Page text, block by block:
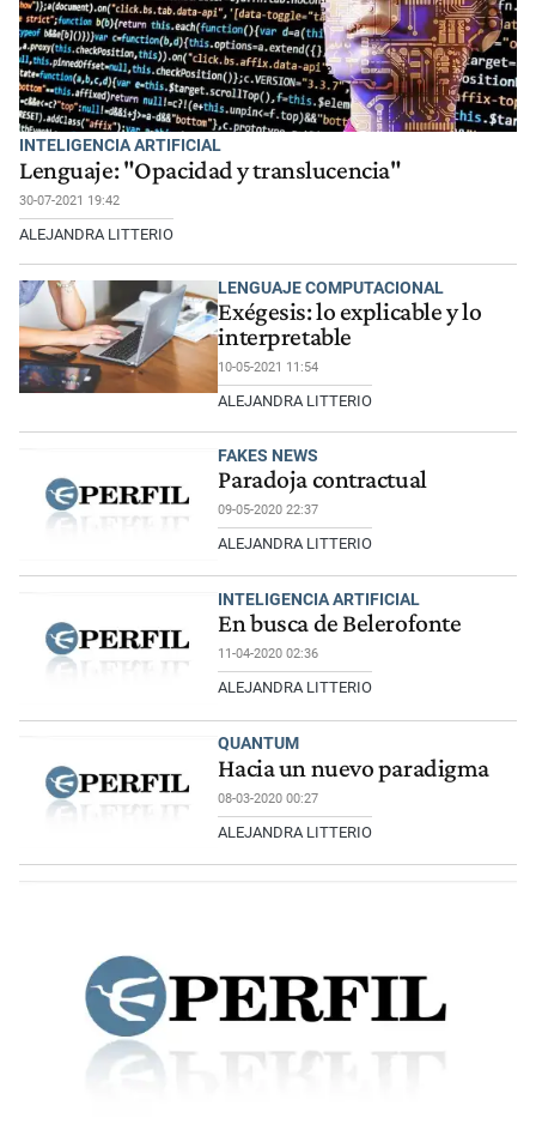
INTELIGENCIA ARTIFICIAL
Lenguaje: "Opacidad y translucencia"
30-07-2021 19:42
ALEJANDRA LITTERIO
LENGUAJE COMPUTACIONAL
Exégesis: lo explicable y lo
interpretable
10-05-2021 11:54
ALEJANDRA LITTERIO
FAKES NEWS
Paradoja contractual
09-05-2020 22:37
ALEJANDRA LITTERIO
INTELIGENCIA ARTIFICIAL
En busca de Belerofonte
11-04-2020 02:36
ALEJANDRA LITTERIO
QUANTUM
Hacia un nuevo paradigma
08-03-2020 00:27
ALEJANDRA LITTERIO